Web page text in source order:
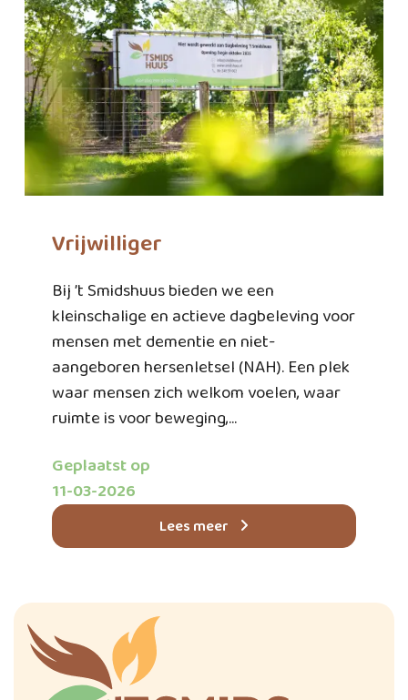
Vrijwilliger
Bij ’t Smidshuus bieden we een
kleinschalige en actieve dagbeleving voor
mensen met dementie en niet-
aangeboren hersenletsel (NAH). Een plek
waar mensen zich welkom voelen, waar
ruimte is voor beweging,...
Geplaatst op
11-03-2026
Lees meer